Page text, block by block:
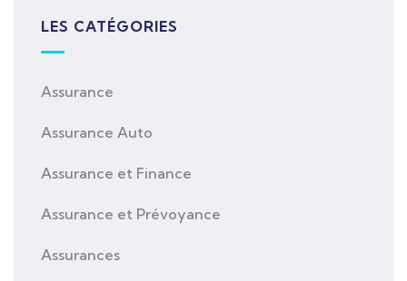
LES CATÉGORIES
Assurance
Assurance Auto
Assurance et Finance
Assurance et Prévoyance
Assurances